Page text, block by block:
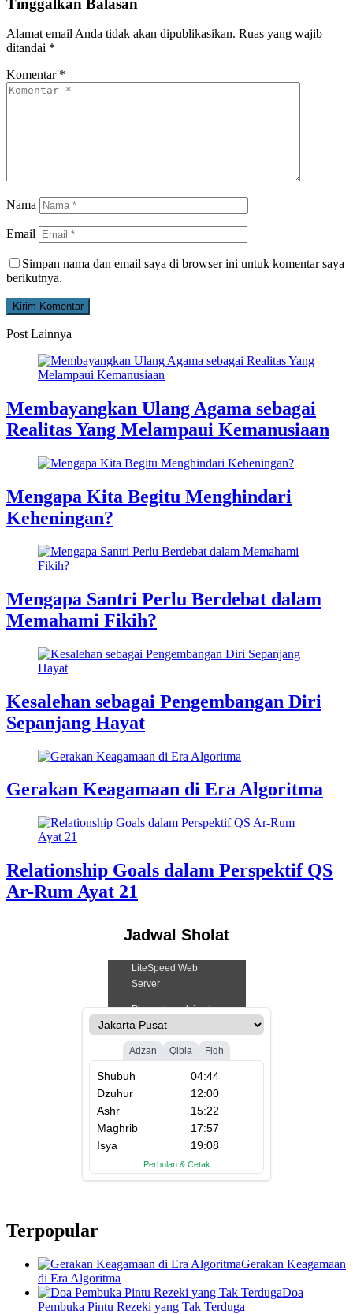
Alamat email Anda tidak akan dipublikasikan. Ruas yang wajib
ditandai *
Komentar *
Nama
Email
Simpan nama dan email saya di browser ini untuk komentar saya
berikutnya.
Post Lainnya
Membayangkan Ulang Agama sebagai
Realitas Yang Melampaui Kemanusiaan
Mengapa Kita Begitu Menghindari
Keheningan?
Mengapa Santri Perlu Berdebat dalam
Memahami Fikih?
Kesalehan sebagai Pengembangan Diri
Sepanjang Hayat
Gerakan Keagamaan di Era Algoritma
Relationship Goals dalam Perspektif QS
Ar-Rum Ayat 21
Jadwal Sholat
Terpopular
Gerakan Keagamaan
di Era Algoritma
Doa
Pembuka Pintu Rezeki yang Tak Terduga